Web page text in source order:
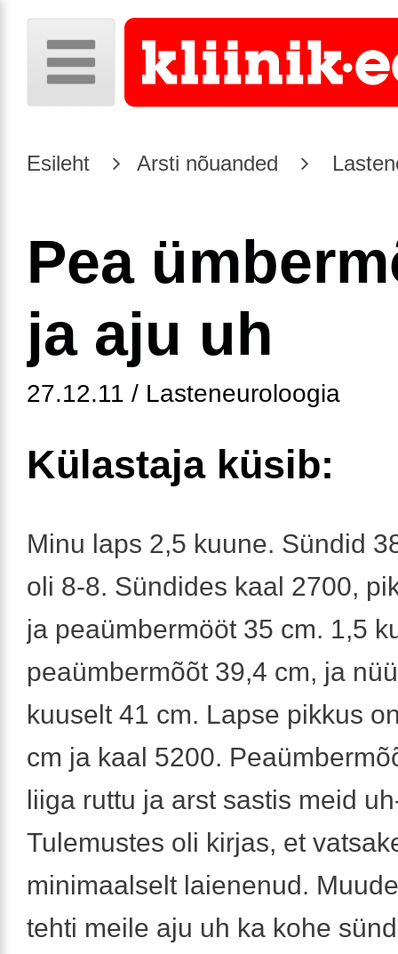
Esileht Arsti nõuanded
Pea
ja aju uh
27.12.11 / Lasteneuroloogia
Külastaja küsib:
Minu laps 2,5 kuune. Sündid
oli 8-8. Sündides kaal 2700,
ja peaümbermööt 35 cm. 1,5
peaümbermõõt 39,4 cm, ja
kuuselt 41 cm. Lapse pikkus
cm ja kaal 5200.
liiga ruttu ja arst sastis meid
Tulemustes oli kirjas, et
minimaalselt laienenud.
tehti meile aju uh ka kohe